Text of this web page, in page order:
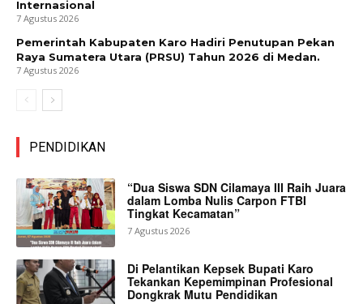
Internasional
7 Agustus 2026
Pemerintah Kabupaten Karo Hadiri Penutupan Pekan
Raya Sumatera Utara (PRSU) Tahun 2026 di Medan.
7 Agustus 2026
PENDIDIKAN
“Dua Siswa SDN Cilamaya III Raih Juara
dalam Lomba Nulis Carpon FTBI
Tingkat Kecamatan”
7 Agustus 2026
Di Pelantikan Kepsek Bupati Karo
Tekankan Kepemimpinan Profesional
Dongkrak Mutu Pendidikan